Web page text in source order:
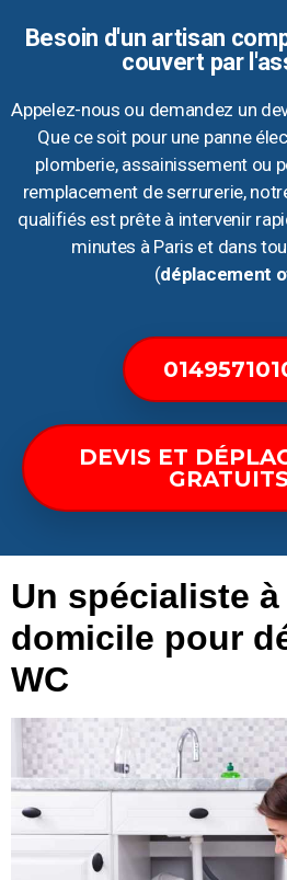
Besoin d'un artisan
couvert par
Appelez-nous ou demandez un
Que ce soit pour une panne
plomberie, assainissement ou
remplacement de serrurerie,
qualifiés est prête à intervenir
minutes à Paris et dans
(déplacement
DEVIS ET
Un spécialiste
domicile pour
WC